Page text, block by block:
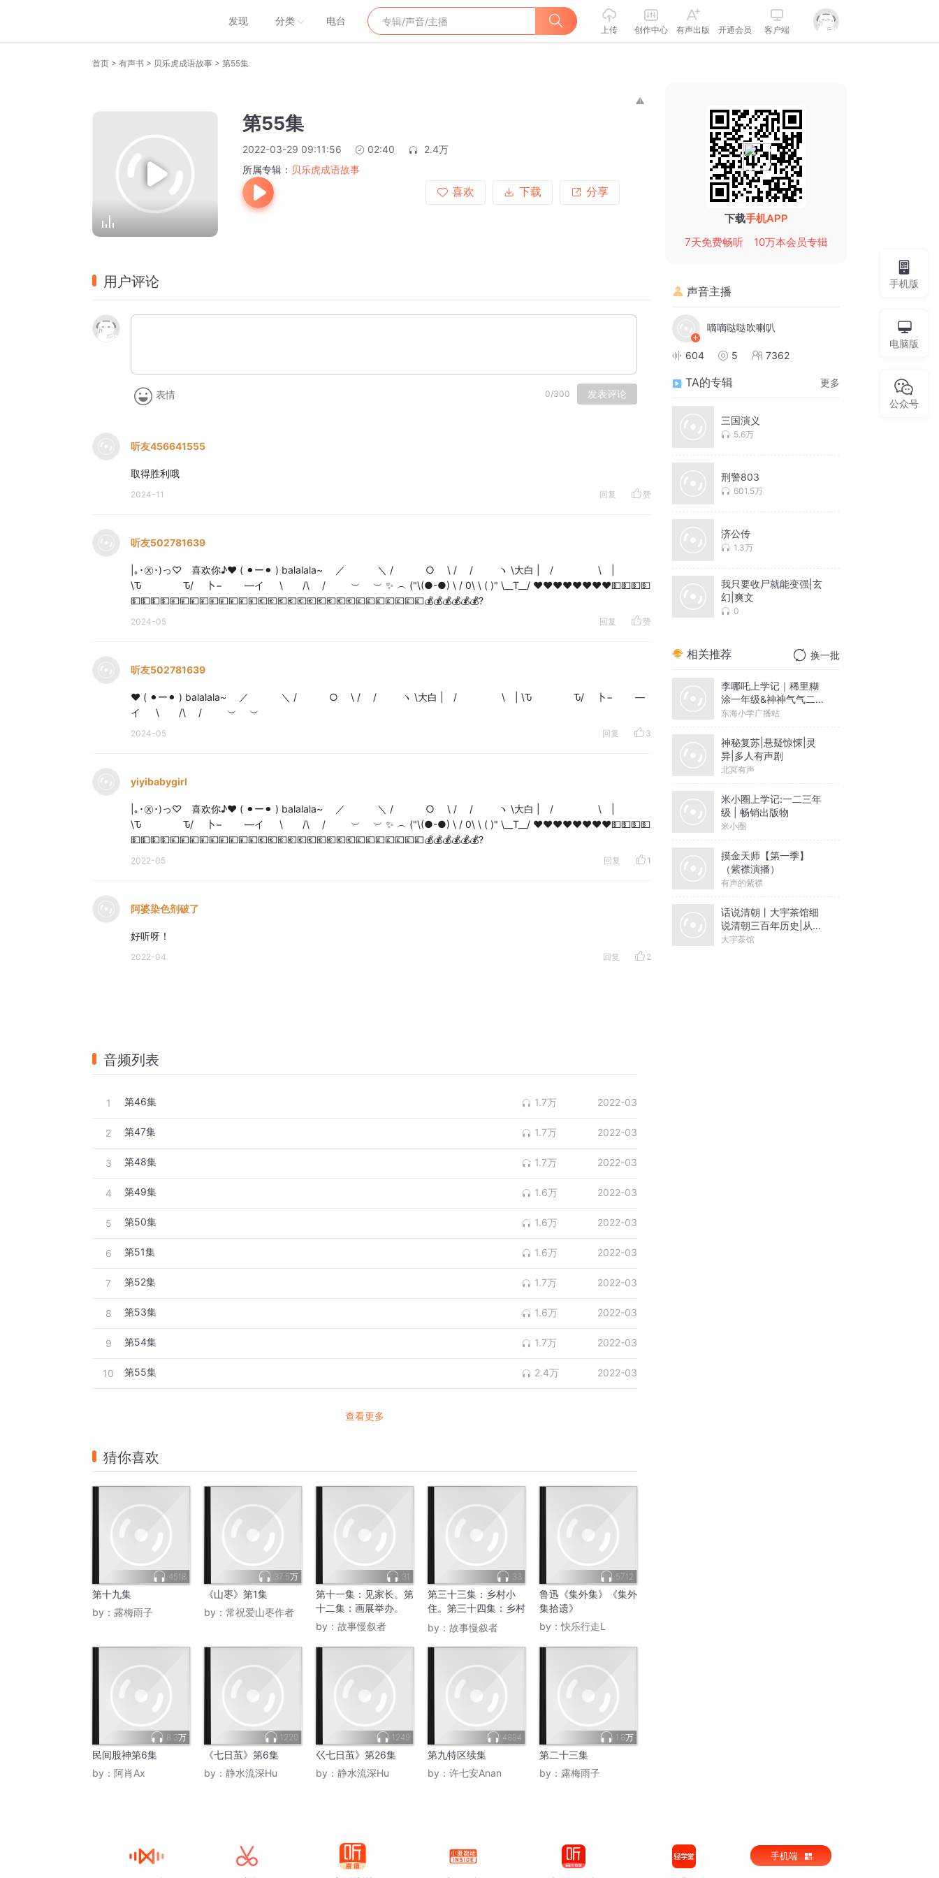
发现 分类 电台
上传 创作中心 有声出版 开通会员 客户端
首页 > 有声书 > 贝乐虎成语故事 > 第55集
第55集
2022-03-29 09:11:56 02:40
2.4万
所属专辑： 贝乐虎成语故事
喜欢
下载 分享
用户评论
表情 0/300 发表评论
听友456641555
取得胜利哦
2024-11 回复 赞
听友502781639
|｡･㉨･)っ♡ 喜欢你♪❤️ ( ⚫︎ー⚫︎ ) balalala~ ／ ＼ / ○ \ / / ヽ \大白 | / \ |
\Ԏ Ԏ/ 卜− ―イ \ /\ / ︶ ︶ ✨ ︵ ("\(●-●) \ / 0\ \ ( )" \__T__/ ❤️❤️❤️❤️❤️❤️❤️❤️💵💵💵💵
💵💵💵💵💴💴💴💴💴💴💴💴💴💶💶💶💶💶💶💶💶💶💶💷💷💷💷💷💷💷💰💰💰💰💰💰?
2024-05 回复 赞
听友502781639
❤️ ( ⚫︎ー⚫︎ ) balalala~ ／ ＼ / ○ \ / / ヽ \大白 | / \ | \Ԏ Ԏ/ 卜− ―
イ \ /\ / ︶ ︶
2024-05 回复 3
yiyibabygirl
|｡･㉨･)っ♡ 喜欢你♪❤️ ( ⚫︎ー⚫︎ ) balalala~ ／ ＼ / ○ \ / / ヽ \大白 | / \ |
\Ԏ Ԏ/ 卜− ―イ \ /\ / ︶ ︶ ✨ ︵ ("\(●-●) \ / 0\ \ ( )" \__T__/ ❤️❤️❤️❤️❤️❤️❤️❤️💵💵💵💵
💵💵💵💵💴💴💴💴💴💴💴💴💴💶💶💶💶💶💶💶💶💶💶💷💷💷💷💷💷💷💰💰💰💰💰💰?
2022-05 回复 1
阿婆染色剂破了
好听呀！
2022-04 回复 2
音频列表
1 第46集 1.7万 2022-03
2 第47集 1.7万 2022-03
3 第48集 1.7万 2022-03
4 第49集 1.6万 2022-03
5 第50集 1.6万 2022-03
6 第51集 1.6万 2022-03
7 第52集 1.7万 2022-03
8 第53集 1.6万 2022-03
9 第54集 1.7万 2022-03
10 第55集 2.4万 2022-03
查看更多
猜你喜欢
4518
第十九集
by： 露梅雨子
37.5万
《山枣》第1集
by： 常祝爱山枣作者
31
第十一集：见家长。第
十二集：画展举办。
by： 故事慢叙者
33
第三十三集：乡村小
住。第三十四集：乡村
归心。
by： 故事慢叙者
5712
鲁迅《集外集》《集外
集拾遗》
by：快乐行走L
8.3万
民间股神第6集
by： 阿肖Ax
1220
《七日茧》第6集
by： 静水流深Hu
1249
巜七日茧》第26集
by： 静水流深Hu
4894
第九特区续集
by： 许七安Anan
1.8万
第二十三集
by： 露梅雨子
下载手机APP
7天免费畅听
10万本会员专辑
声音主播
嘀嘀哒哒吹喇叭
604 5 7362
TA的专辑 更多
三国演义
5.6万
刑警803
601.5万
济公传
1.3万
我只要收尸就能变强|玄
幻|爽文
0
相关推荐 换一批
李哪吒上学记｜稀里糊
涂一年级&神神气气二年
级
东海小学广播站
神秘复苏|悬疑惊悚|灵
异|多人有声剧
北冥有声
米小圈上学记:一二三年
级 | 畅销出版物
米小圈
摸金天师【第一季】
（紫襟演播）
有声的紫襟
话说清朝丨大宇茶馆细
说清朝三百年历史|从努
尔哈赤到末代皇帝溥仪|
大宇茶馆
手机版
电脑版
公众号
手机端